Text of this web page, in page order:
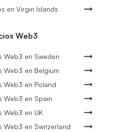
en Virgin Islands
Web3
Web3 en Sweden
Web3 en Belgium
Web3 en Poland
Web3 en Spain
Web3 en UK
Web3 en Switzerland